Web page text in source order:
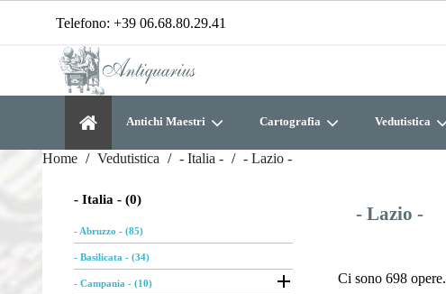
Telefono: +39 06.68.80.29.41
Antichi Maestri Cartografia Vedutistica
Home Vedutistica - Italia - - Lazio -
- Italia - (0)
- Abruzzo - (85)
- Basilicata - (34)
- Campania - (10) 
- Lazio -
Ci sono 698 opere.